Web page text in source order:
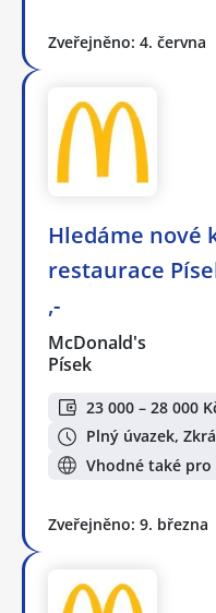
Zveřejněno: 4. června
Hledáme nové
restaurace
,-
McDonald's
Písek
23 000 – 28 000
Plný úvazek,
Vhodné také pro
Zveřejněno: 9. března